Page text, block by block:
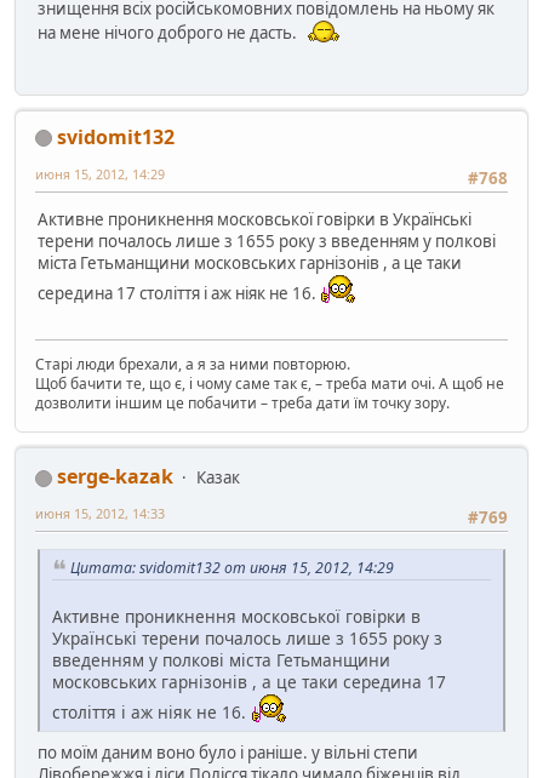
знищення всіх російськомовних повідомлень на ньому як
на мене нічого доброго не дасть.
svidomit132
#768
июня 15, 2012, 14:29
Активне проникнення московської говірки в Українські
терени почалось лише з 1655 року з введенням у полкові
міста Гетьманщини московських гарнізонів , а це таки
середина 17 століття і аж ніяк не 16.
Старі люди брехали, а я за ними повторюю.
Щоб бачити те, що є, і чому саме так є, – треба мати очі. А щоб не
дозволити іншим це побачити – треба дати їм точку зору.
serge-kazak
Казак
#769
июня 15, 2012, 14:33
Цитата: svidomit132 от июня 15, 2012, 14:29
Активне проникнення московської говірки в
Українські терени почалось лише з 1655 року з
введенням у полкові міста Гетьманщини
московських гарнізонів , а це таки середина 17
століття і аж ніяк не 16.
по моїм даним воно було і раніше. у вільні степи